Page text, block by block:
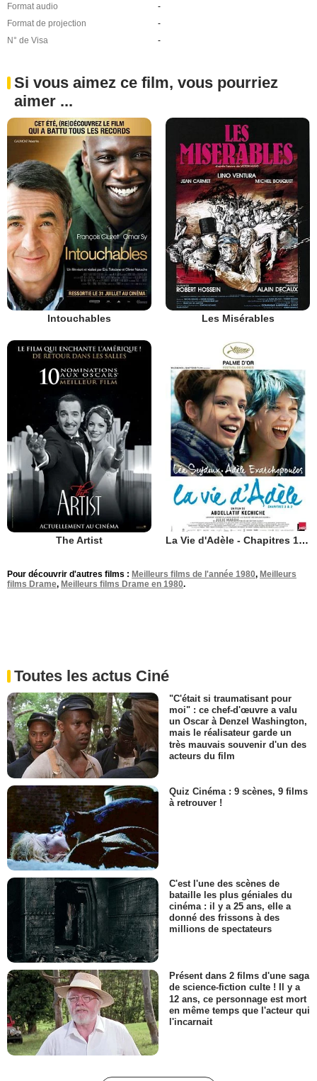
Format audio
-
Format de projection
-
N° de Visa
-
Si vous aimez ce film, vous pourriez
aimer ...
Intouchables Les Misérables
The Artist La Vie d'Adèle - Chapitres 1 et 2
Pour découvrir d'autres films : Meilleurs films de l'année 1980, Meilleurs
films Drame, Meilleurs films Drame en 1980.
Toutes les actus Ciné
"C'était si traumatisant pour
moi" : ce chef-d'œuvre a valu
un Oscar à Denzel Washington,
mais le réalisateur garde un
très mauvais souvenir d'un des
acteurs du film
Quiz Cinéma : 9 scènes, 9 films
à retrouver !
C'est l'une des scènes de
bataille les plus géniales du
cinéma : il y a 25 ans, elle a
donné des frissons à des
millions de spectateurs
Présent dans 2 films d'une saga
de science-fiction culte ! Il y a
12 ans, ce personnage est mort
en même temps que l'acteur qui
l'incarnait